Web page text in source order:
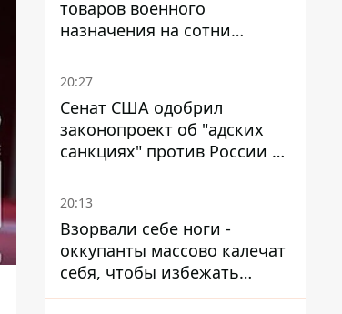
товаров военного
назначения на сотни
миллионов, но удары ВСУ
изменили ситуацию
20:27
Сенат США одобрил
законопроект об "адских
санкциях" против России и
Ирана
20:13
Взорвали себе ноги -
оккупанты массово калечат
себя, чтобы избежать
штурмов - ГУР